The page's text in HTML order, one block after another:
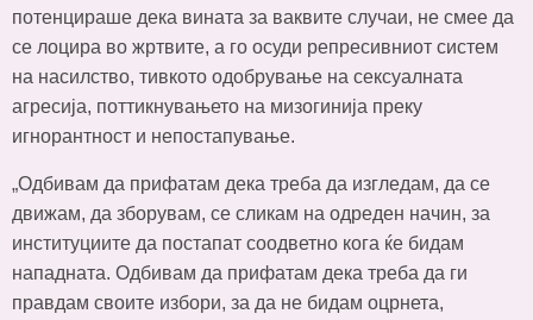
потенцираше дека вината за ваквите случаи, не смее да
се лоцира во жртвите, а го осуди репресивниот систем
на насилство, тивкото одобрување на сексуалната
агресија, поттикнувањето на мизогинија преку
игнорантност и непостапување.
„Одбивам да прифатам дека треба да изгледам, да се
движам, да зборувам, се сликам на одреден начин, за
институциите да постапат соодветно кога ќе бидам
нападната. Одбивам да прифатам дека треба да ги
правдам своите избори, за да не бидам оцрнета,